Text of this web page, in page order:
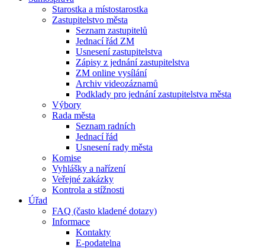
Starostka a místostarostka
Zastupitelstvo města
Seznam zastupitelů
Jednací řád ZM
Usnesení zastupitelstva
Zápisy z jednání zastupitelstva
ZM online vysílání
Archiv videozáznamů
Podklady pro jednání zastupitelstva města
Výbory
Rada města
Seznam radních
Jednací řád
Usnesení rady města
Komise
Vyhlášky a nařízení
Veřejné zakázky
Kontrola a stížnosti
Úřad
FAQ (často kladené dotazy)
Informace
Kontakty
E-podatelna